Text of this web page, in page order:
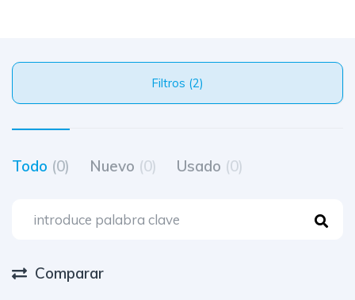
Filtros (2)
Todo (0) Nuevo (0) Usado (0)
Comparar